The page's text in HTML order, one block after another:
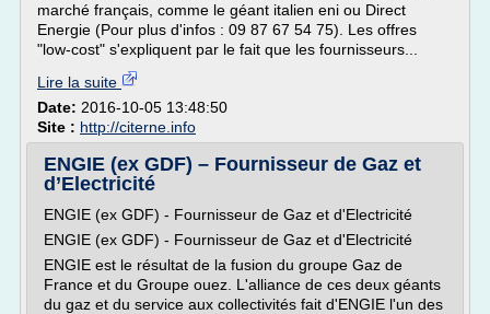
marché français, comme le géant italien eni ou Direct
Energie (Pour plus d'infos : 09 87 67 54 75). Les offres
"low-cost" s'expliquent par le fait que les fournisseurs...
Lire la suite
Date: 2016-10-05 13:48:50
Site : http://citerne.info
ENGIE (ex GDF) – Fournisseur de Gaz et
d’Electricité
ENGIE (ex GDF) - Fournisseur de Gaz et d'Electricité
ENGIE (ex GDF) - Fournisseur de Gaz et d'Electricité
ENGIE est le résultat de la fusion du groupe Gaz de
France et du Groupe ouez. L'alliance de ces deux géants
du gaz et du service aux collectivités fait d'ENGIE l'un des